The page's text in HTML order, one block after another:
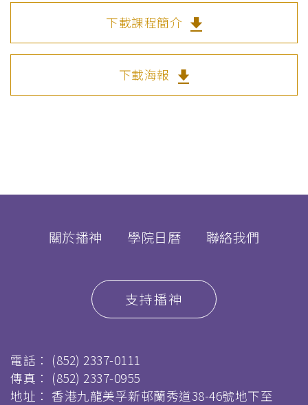
下載課程簡介
下載海報
關於播神 學院日曆 聯絡我們
支持播神
電話： (852) 2337-0111
傳真： (852) 2337-0955
地址： 香港九龍美孚新邨蘭秀道38-46號地下至